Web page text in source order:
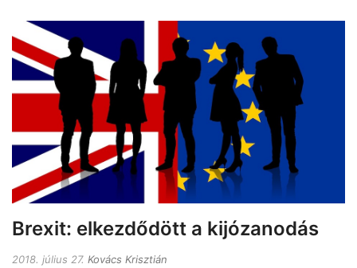
Brexit: elkezdődött a kijózanodás
2018. július 27. Kovács Krisztián